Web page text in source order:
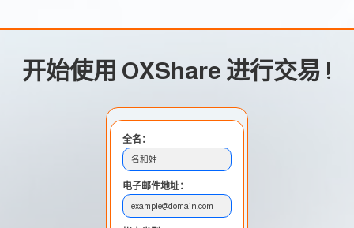
开始使用 OXShare 进行交易 !
全名：
名和姓
电子邮件地址：
example@domain.com